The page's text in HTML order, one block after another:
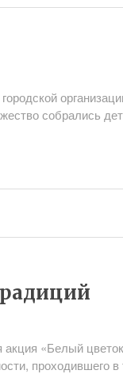
собрались
акция «Белый
проходившего в